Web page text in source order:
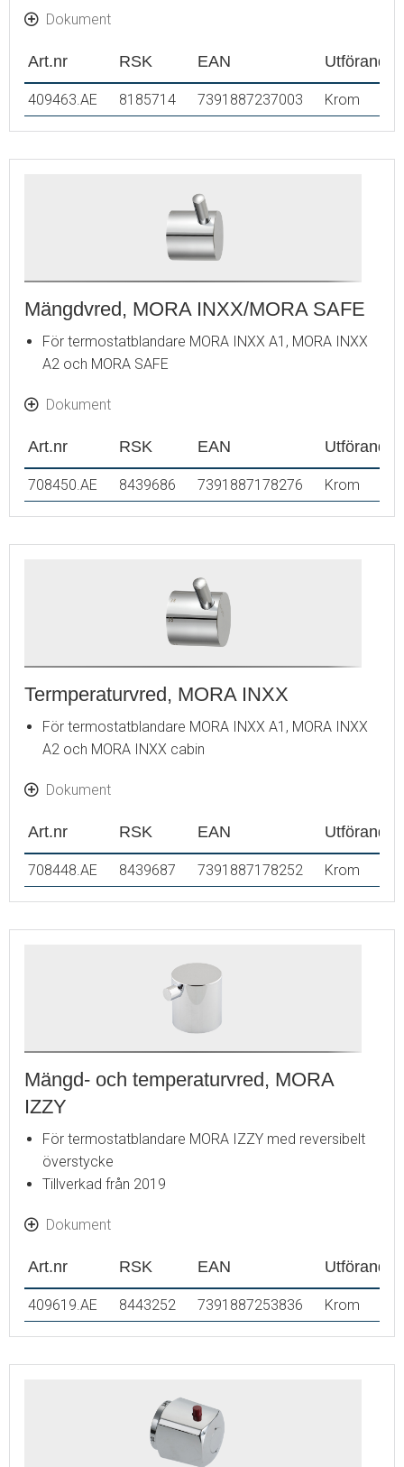
Dokument
Art.nr RSK EAN Utförande
409463.AE 8185714 7391887237003 Krom
Mängdvred, MORA INXX/MORA SAFE
För termostatblandare MORA INXX A1, MORA INXX
A2 och MORA SAFE
Dokument
Art.nr RSK EAN Utförande
708450.AE 8439686 7391887178276 Krom
Termperaturvred, MORA INXX
För termostatblandare MORA INXX A1, MORA INXX
A2 och MORA INXX cabin
Dokument
Art.nr RSK EAN Utförande
708448.AE 8439687 7391887178252 Krom
Mängd- och temperaturvred, MORA
IZZY
För termostatblandare MORA IZZY med reversibelt
överstycke
Tillverkad från 2019
Dokument
Art.nr RSK EAN Utförande
409619.AE 8443252 7391887253836 Krom